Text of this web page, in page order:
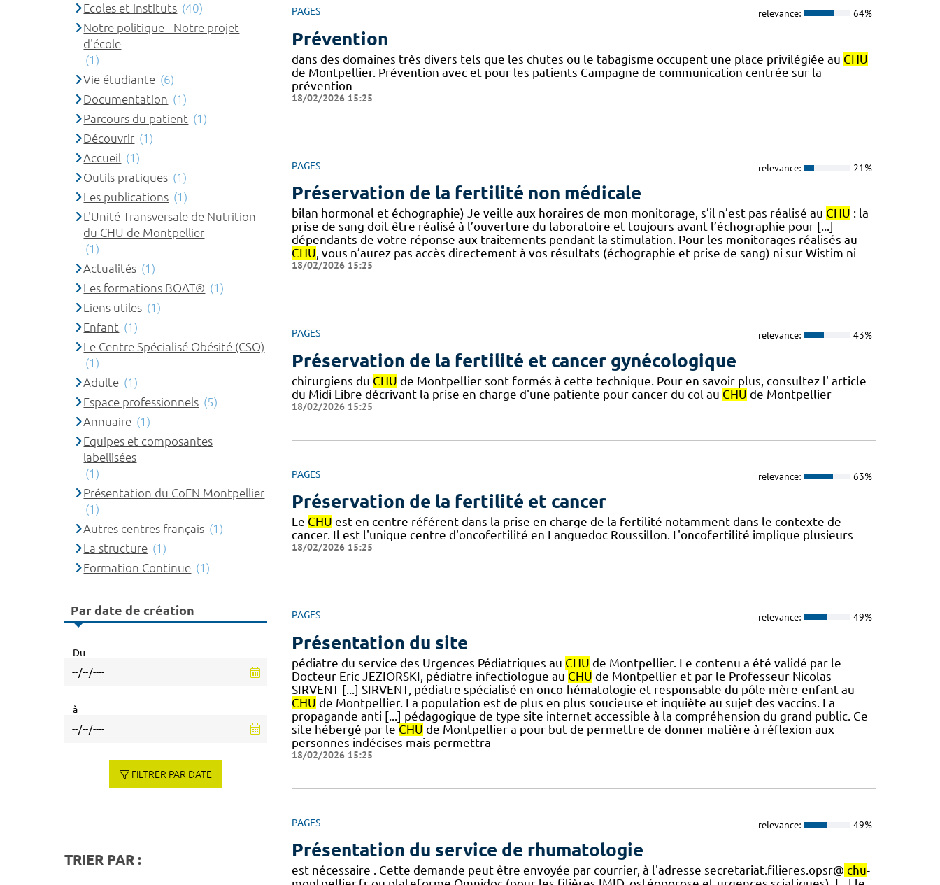
PAGES relevance: 64%
Prévention
dans des domaines très divers tels que les chutes ou le tabagisme occupent une place privilégiée au CHU
de Montpellier. Prévention avec et pour les patients Campagne de communication centrée sur la
prévention
18/02/2026 15:25
PAGES relevance: 21%
Préservation de la fertilité non médicale
bilan hormonal et échographie) Je veille aux horaires de mon monitorage, s’il n’est pas réalisé au CHU : la
prise de sang doit être réalisé à l’ouverture du laboratoire et toujours avant l’échographie pour [...]
dépendants de votre réponse aux traitements pendant la stimulation. Pour les monitorages réalisés au
CHU, vous n’aurez pas accès directement à vos résultats (échographie et prise de sang) ni sur Wistim ni
18/02/2026 15:25
PAGES relevance: 43%
Préservation de la fertilité et cancer gynécologique
chirurgiens du CHU de Montpellier sont formés à cette technique. Pour en savoir plus, consultez l' article
du Midi Libre décrivant la prise en charge d'une patiente pour cancer du col au CHU de Montpellier
18/02/2026 15:25
PAGES relevance: 63%
Préservation de la fertilité et cancer
Le CHU est en centre référent dans la prise en charge de la fertilité notamment dans le contexte de
cancer. Il est l'unique centre d'oncofertilité en Languedoc Roussillon. L'oncofertilité implique plusieurs
18/02/2026 15:25
PAGES relevance: 49%
Présentation du site
pédiatre du service des Urgences Pédiatriques au CHU de Montpellier. Le contenu a été validé par le
Docteur Eric JEZIORSKI, pédiatre infectiologue au CHU de Montpellier et par le Professeur Nicolas
SIRVENT [...] SIRVENT, pédiatre spécialisé en onco-hématologie et responsable du pôle mère-enfant au
CHU de Montpellier. La population est de plus en plus soucieuse et inquiète au sujet des vaccins. La
propagande anti [...] pédagogique de type site internet accessible à la compréhension du grand public. Ce
site hébergé par le CHU de Montpellier a pour but de permettre de donner matière à réflexion aux
personnes indécises mais permettra
18/02/2026 15:25
PAGES relevance: 49%
Présentation du service de rhumatologie
est nécessaire . Cette demande peut être envoyée par courrier, à l'adresse secretariat.filieres.opsr@ chu-
Ecoles et instituts (40)
Notre politique - Notre projet
d'école
(1)
Vie étudiante (6)
Documentation (1)
Parcours du patient (1)
Découvrir (1)
Accueil (1)
Outils pratiques (1)
Les publications (1)
L'Unité Transversale de Nutrition
du CHU de Montpellier
(1)
Actualités (1)
Les formations BOAT® (1)
Liens utiles (1)
Enfant (1)
Le Centre Spécialisé Obésité (CSO)
(1)
Adulte (1)
Espace professionnels (5)
Annuaire (1)
Equipes et composantes
labellisées
(1)
Présentation du CoEN Montpellier
(1)
Autres centres français (1)
La structure (1)
Formation Continue (1)
Par date de création
Du
à
FILTRER PAR DATE
TRIER PAR :